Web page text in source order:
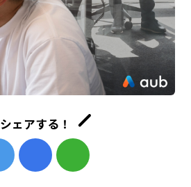
シェアする！